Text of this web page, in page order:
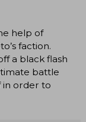
help of
faction.
a black flash
battle
in order to